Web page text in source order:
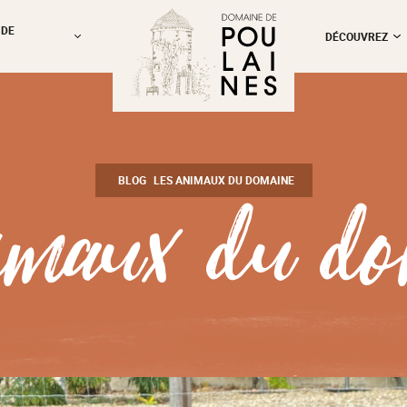
DÉCOUVREZ
BLOG LES ANIMAUX DU DOMAINE
du